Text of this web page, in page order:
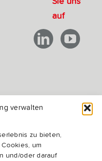
verwalten
zu bieten,
um
und/oder darauf
auf